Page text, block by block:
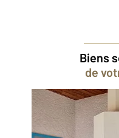
Biens
de